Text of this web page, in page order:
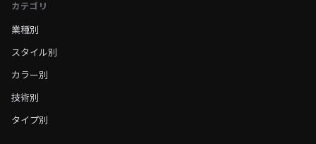
カテゴリ
業種別
スタイル別
カラー別
技術別
タイプ別